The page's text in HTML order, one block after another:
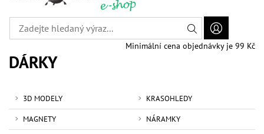
Minimální cena objednávky je 99 Kč
DÁRKY
3D MODELY KRASOHLEDY
MAGNETY NÁRAMKY